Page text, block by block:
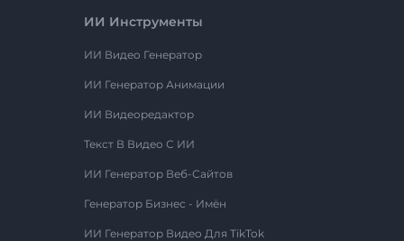
ИИ Инструменты
ИИ Видео Генератор
ИИ Генератор Анимации
ИИ Видеоредактор
Текст В Видео С ИИ
ИИ Генератор Веб-Сайтов
Генератор Бизнес - Имён
ИИ Генератор Видео Для TikTok